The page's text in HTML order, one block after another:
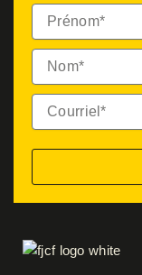
Prénom*
Nom*
Courriel*